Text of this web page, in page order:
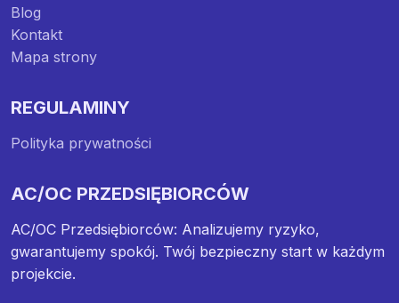
Blog
Kontakt
Mapa strony
REGULAMINY
Polityka prywatności
AC/OC PRZEDSIĘBIORCÓW
AC/OC Przedsiębiorców: Analizujemy ryzyko,
gwarantujemy spokój. Twój bezpieczny start w każdym
projekcie.